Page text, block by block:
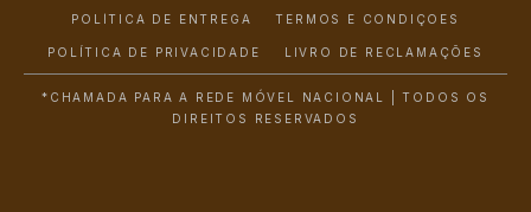
POLÍTICA DE ENTREGA TERMOS E CONDIÇÕES
POLÍTICA DE PRIVACIDADE LIVRO DE RECLAMAÇÕES
*CHAMADA PARA A REDE MÓVEL NACIONAL | TODOS OS
DIREITOS RESERVADOS